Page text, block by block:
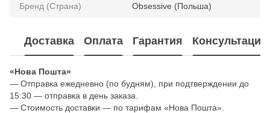
Бренд (Страна) Obsessive (Польша)
Доставка Оплата Гарантия Консультация
«Нова Пошта»
— Отправка ежедневно (по будням), при подтверждении до
15:30 — отправка в день заказа.
— Стоимость доставки — по тарифам «Нова Пошта».